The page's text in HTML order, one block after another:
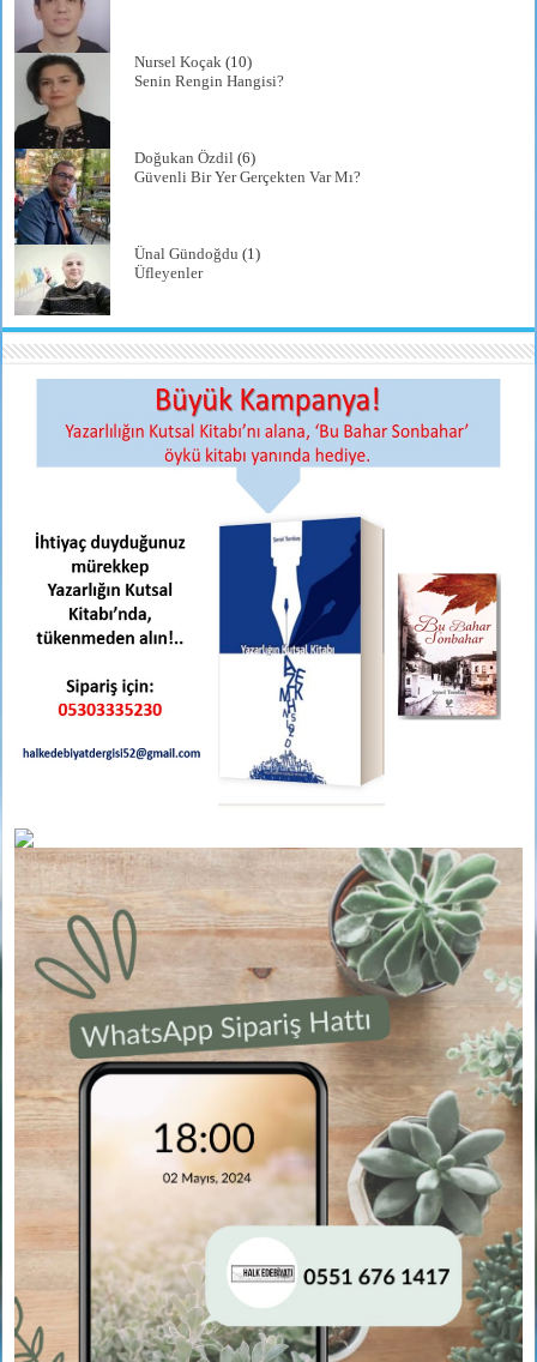
Nursel Koçak (10)
Senin Rengin Hangisi?
Doğukan Özdil (6)
Güvenli Bir Yer Gerçekten Var Mı?
Ünal Gündoğdu (1)
Üfleyenler